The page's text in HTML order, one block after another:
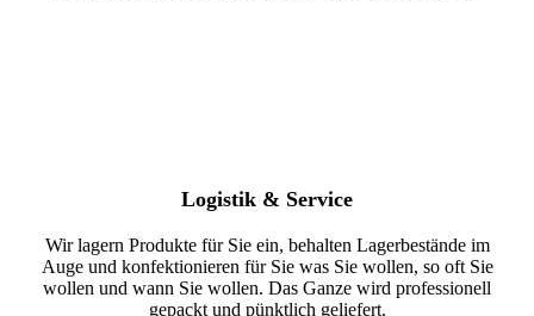
Logistik & Service
Wir lagern Produkte für Sie ein, behalten Lagerbestände im
Auge und konfektionieren für Sie was Sie wollen, so oft Sie
wollen und wann Sie wollen. Das Ganze wird professionell
gepackt und pünktlich geliefert.